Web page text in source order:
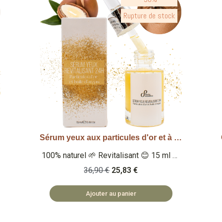
Aperçu rapide Crème de jour hydratante à base de bave d'escargot
100% naturel🌱Bave d'escargot🐌 50 ml
🏅Note Yuka : 93/100 🏅 Note Inci
Beauty 19.8/20 Qu'est-ce que c'est ?
Une crème de jour 100% naturelle à
l'extrait de bave d'escargot qui protège
et nourrit la peau. Enrichi en beurre de
35,90 € 25,13 €
Ajouter au panier